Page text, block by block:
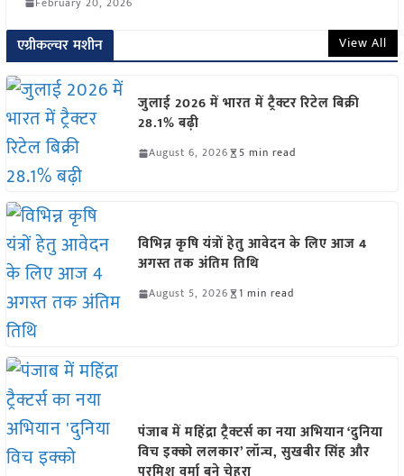
एग्रीकल्चर मशीन View All
जुलाई 2026 में भारत में ट्रैक्टर रिटेल बिक्री
28.1% बढ़ी
August 6, 2026 5 min read
विभिन्न कृषि यंत्रों हेतु आवेदन के लिए आज 4
अगस्त तक अंतिम तिथि
August 5, 2026 1 min read
पंजाब में महिंद्रा ट्रैक्टर्स का नया अभियान ‘दुनिया
विच इक्को ललकार’ लॉन्च, सुखबीर सिंह और